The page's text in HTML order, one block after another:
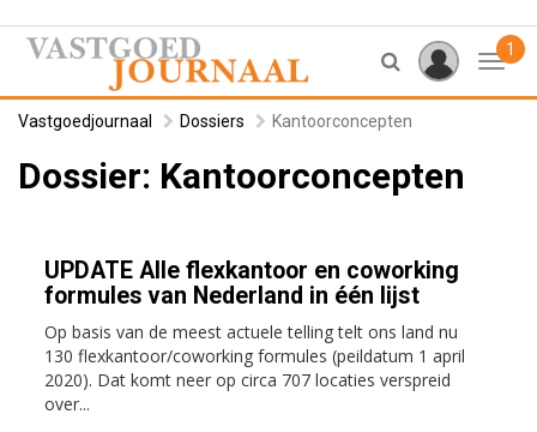
1
Vastgoedjournaal Dossiers Kantoorconcepten
Dossier: Kantoorconcepten
UPDATE Alle flexkantoor en coworking
formules van Nederland in één lijst
Op basis van de meest actuele telling telt ons land nu
130 flexkantoor/coworking formules (peildatum 1 april
2020). Dat komt neer op circa 707 locaties verspreid
over...